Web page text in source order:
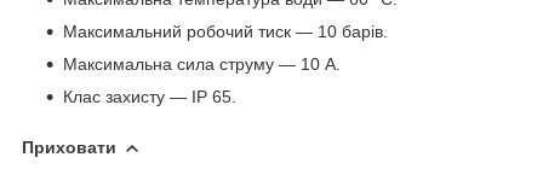
Максимальний робочий тиск — 10 барів.
Максимальна сила струму — 10 A.
Клас захисту — IP 65.
Приховати